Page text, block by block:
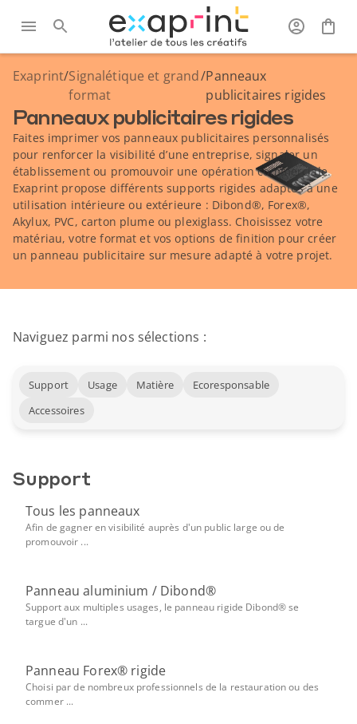
Exaprint/Signalétique et grand
format
/Panneaux
publicitaires rigides
Panneaux publicitaires rigides
Faites imprimer vos panneaux publicitaires personnalisés
pour renforcer la visibilité d’une entreprise, signaler un
établissement ou promouvoir une opération commerciale.
Exaprint propose différents supports rigides adaptés à une
utilisation intérieure ou extérieure : Dibond®, Forex®,
Akylux, PVC, carton plume ou plexiglass. Choisissez votre
matériau, votre format et vos options de finition pour créer
un panneau publicitaire sur mesure adapté à votre projet.
Naviguez parmi nos sélections :
Support Usage Matière
Ecoresponsable
Accessoires
Support
Tous les panneaux
Afin de gagner en visibilité auprès d'un public large ou de
promouvoir ...
Panneau aluminium / Dibond®
Support aux multiples usages, le panneau rigide Dibond® se
targue d'un ...
Panneau Forex® rigide
Choisi par de nombreux professionnels de la restauration ou des
commer ...